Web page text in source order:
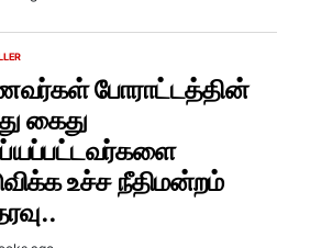
போராட்டத்தின்
கைது
உச்ச நீதிமன்றம்